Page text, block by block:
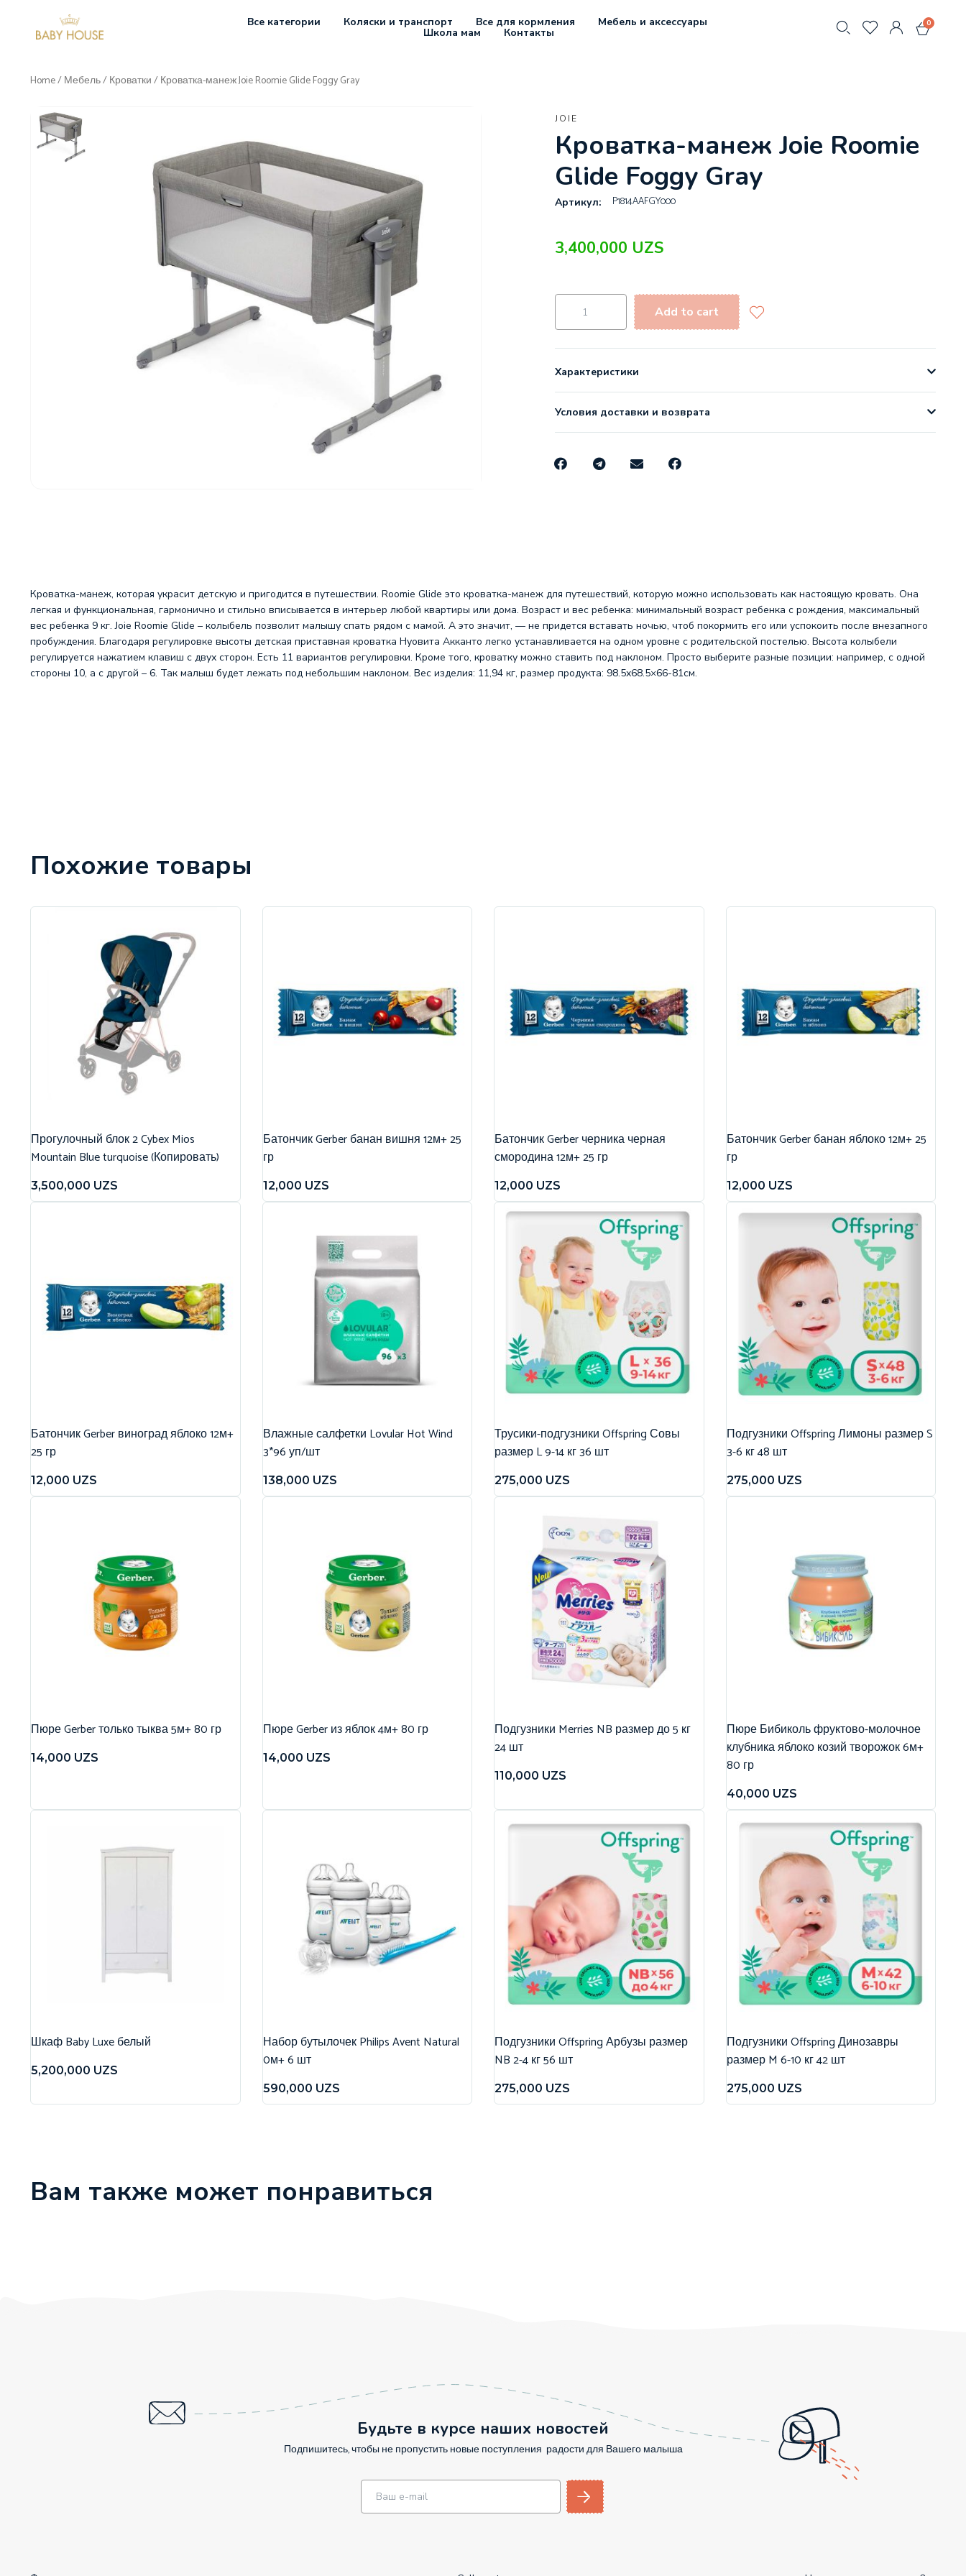
Все категории Коляски и транспорт Все для кормления Мебель и аксессуары
Школа мам Контакты
0
Home/Мебель/Кроватки/ Кроватка-манеж Joie Roomie Glide Foggy Gray
JOIE
Кроватка-манеж Joie Roomie
Glide Foggy Gray
Артикул: P1814AAFGY000
3,400,000 UZS
Add to cart
Характеристики
Условия доставки и возврата
Кроватка-манеж, которая украсит детскую и пригодится в путешествии. Roomie Glide это кроватка-манеж для путешествий, которую можно использовать как настоящую кровать. Она
легкая и функциональная, гармонично и стильно вписывается в интерьер любой квартиры или дома. Возраст и вес ребенка: минимальный возраст ребенка с рождения, максимальный
вес ребенка 9 кг. Joie Roomie Glide – колыбель позволит малышу спать рядом с мамой. А это значит, — не придется вставать ночью, чтоб покормить его или успокоить после внезапного
пробуждения. Благодаря регулировке высоты детская приставная кроватка Нуовита Акканто легко устанавливается на одном уровне с родительской постелью. Высота колыбели
регулируется нажатием клавиш с двух сторон. Есть 11 вариантов регулировки. Кроме того, кроватку можно ставить под наклоном. Просто выберите разные позиции: например, с одной
стороны 10, а с другой – 6. Так малыш будет лежать под небольшим наклоном. Вес изделия: 11,94 кг, размер продукта: 98.5х68.5×66-81см.
Похожие товары
Прогулочный блок 2 Cybex Mios
Mountain Blue turquoise (Копировать)
3,500,000 UZS
Батончик Gerber банан вишня 12м+ 25
гр
12,000 UZS
Батончик Gerber черника черная
смородина 12м+ 25 гр
12,000 UZS
Батончик Gerber банан яблоко 12м+ 25
гр
12,000 UZS
Батончик Gerber виноград яблоко 12м+
25 гр
12,000 UZS
Влажные салфетки Lovular Hot Wind
3*96 уп/шт
138,000 UZS
Трусики-подгузники Offspring Совы
размер L 9-14 кг 36 шт
275,000 UZS
Подгузники Offspring Лимоны размер S
3-6 кг 48 шт
275,000 UZS
Пюре Gerber только тыква 5м+ 80 гр
14,000 UZS
Пюре Gerber из яблок 4м+ 80 гр
14,000 UZS
Подгузники Merries NB размер до 5 кг
24 шт
110,000 UZS
Пюре Бибиколь фруктово-молочное
клубника яблоко козий творожок 6м+
80 гр
40,000 UZS
Шкаф Baby Luxe белый
5,200,000 UZS
Набор бутылочек Philips Avent Natural
0м+ 6 шт
590,000 UZS
Подгузники Offspring Арбузы размер
NB 2-4 кг 56 шт
275,000 UZS
Подгузники Offspring Динозавры
размер M 6-10 кг 42 шт
275,000 UZS
Вам также может понравиться
Будьте в курсе наших новостей
Подпишитесь, чтобы не пропустить новые поступления радости для Вашего малыша